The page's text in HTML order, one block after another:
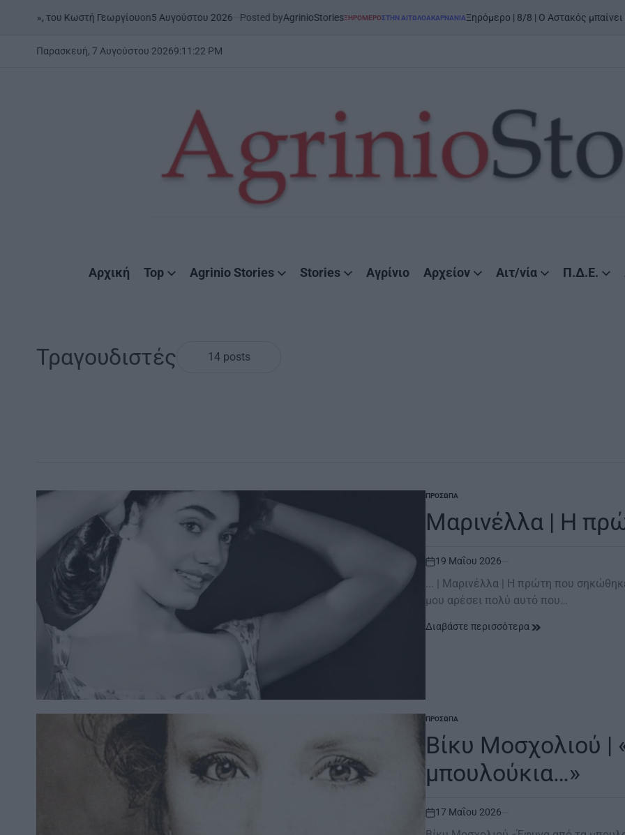
Γεωργίουon5 Αυγούστου 2026 Posted byAgrinioStories POSTED
ΞΗΡΟΜΕΡΟΣΤΗΝ ΑΙΤΩΛΟΑΚΑΡΝΑΝΊΑΞηρόμερο | 8/8 | Ο Αστακός μπαίνει στον χορόon5
Παρασκευή, 7 Αυγούστου 20269:11 :23 PM
Αρχική Top Agrinio Stories Stories Αγρίνιο Αρχείον Αιτ/νία Π.Δ.Ε.
Τραγουδιστές 14 posts
POSTED
ΠΡΌΣΩΠΑ
Μαρινέλλα | Η
on
19 Μαΐου 2026
... | Μαρινέλλα | Η πρώτη που
μου αρέσει πολύ αυτό που…
Διαβάστε περισσότερα
POSTED
ΠΡΌΣΩΠΑ
Βίκυ Μοσχολιού |
μπουλούκια…»
on
17 Μαΐου 2026